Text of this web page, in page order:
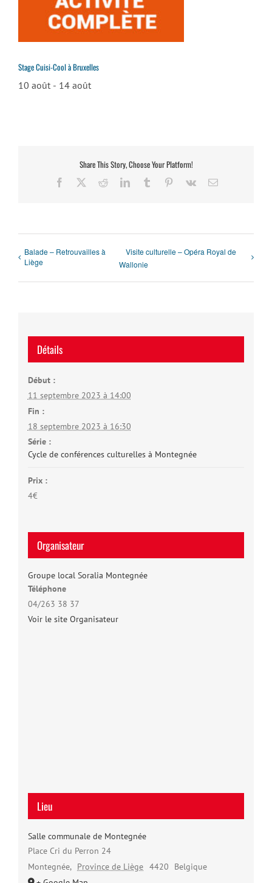
Stage Cuisi-Cool à Bruxelles
10 août - 14 août
Share This Story, Choose Your Platform!
Facebook RedditLinkedInTumblr Pinterest
Vk Email
Balade – Retrouvailles à
Liège
Visite culturelle – Opéra Royal de
Wallonie
Détails
Début :
11 septembre 2023 à 14:00
Fin :
18 septembre 2023 à 16:30
Série :
Cycle de conférences culturelles à Montegnée
Prix :
4€
Organisateur
Groupe local Soralia Montegnée
Téléphone
04/263 38 37
Voir le site Organisateur
Lieu
Salle communale de Montegnée
Place Cri du Perron 24
Montegnée, Province de Liège 4420
Belgique